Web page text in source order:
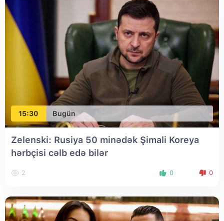
15:30 Bugün
Zelenski: Rusiya 50 minədək Şimali Koreya
hərbçisi cəlb edə bilər
2 0 0